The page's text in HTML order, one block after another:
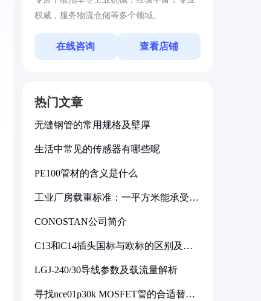
权威，服务物流仓储等多个领域。
在线咨询 查看店铺
热门文章
无缝钢管的常用规格及壁厚
生活中常见的传感器有哪些呢
PE100管材的含义是什么
工业厂房载重标准：一平方米能承受多
CONOSTAN公司简介
C13和C14插头国标与欧标的区别及其
LGJ-240/30导线参数及载流量解析
寻找nce01p30k MOSFET管的合适替代